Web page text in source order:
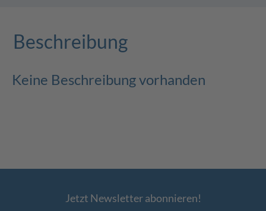
Beschreibung
Keine Beschreibung vorhanden
Jetzt Newsletter abonnieren!